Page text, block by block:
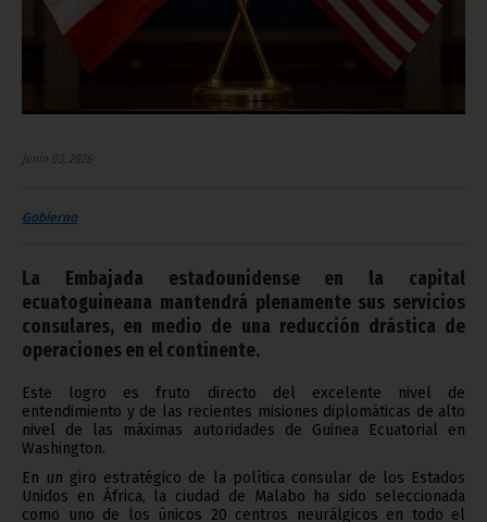
junio 03, 2026
Gobierno
La Embajada estadounidense en la capital
ecuatoguineana mantendrá plenamente sus servicios
consulares, en medio de una reducción drástica de
operaciones en el continente.
Este logro es fruto directo del excelente nivel de
entendimiento y de las recientes misiones diplomáticas de alto
nivel de las máximas autoridades de Guinea Ecuatorial en
Washington.
En un giro estratégico de la política consular de los Estados
Unidos en África, la ciudad de Malabo ha sido seleccionada
como uno de los únicos 20 centros neurálgicos en todo el